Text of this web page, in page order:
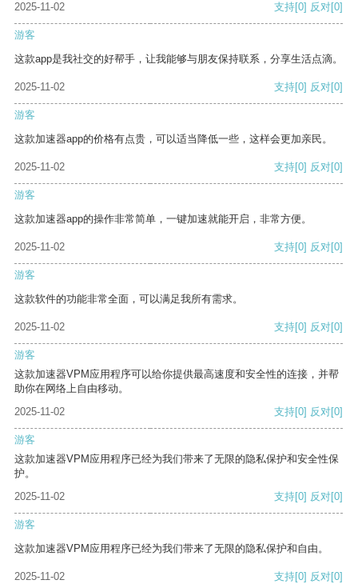
2025-11-02 支持[0] 反对[0]
游客
这款app是我社交的好帮手，让我能够与朋友保持联系，分享生活点滴。
2025-11-02 支持[0] 反对[0]
游客
这款加速器app的价格有点贵，可以适当降低一些，这样会更加亲民。
2025-11-02 支持[0] 反对[0]
游客
这款加速器app的操作非常简单，一键加速就能开启，非常方便。
2025-11-02 支持[0] 反对[0]
游客
这款软件的功能非常全面，可以满足我所有需求。
2025-11-02 支持[0] 反对[0]
游客
这款加速器VPM应用程序可以给你提供最高速度和安全性的连接，并帮
助你在网络上自由移动。
2025-11-02
支持[0] 反对[0]
游客
这款加速器VPM应用程序已经为我们带来了无限的隐私保护和安全性保
护。
2025-11-02
支持[0] 反对[0]
游客
这款加速器VPM应用程序已经为我们带来了无限的隐私保护和自由。
2025-11-02 支持[0] 反对[0]